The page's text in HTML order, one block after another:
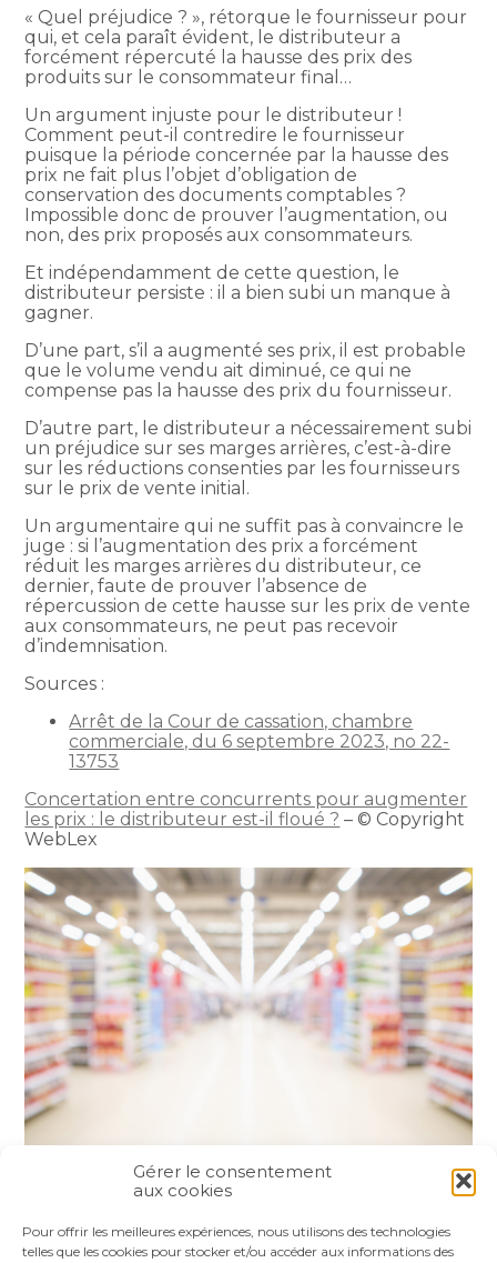
Gérer le consentement
aux cookies
Pour offrir les meilleures expériences, nous utilisons des technologies
telles que les cookies pour stocker et/ou accéder aux informations des
« Quel préjudice ? », rétorque le fournisseur pour
qui, et cela paraît évident, le distributeur a
forcément répercuté la hausse des prix des
produits sur le consommateur final…
Un argument injuste pour le distributeur !
Comment peut-il contredire le fournisseur
puisque la période concernée par la hausse des
prix ne fait plus l’objet d’obligation de
conservation des documents comptables ?
Impossible donc de prouver l’augmentation, ou
non, des prix proposés aux consommateurs.
Et indépendamment de cette question, le
distributeur persiste : il a bien subi un manque à
gagner.
D’une part, s’il a augmenté ses prix, il est probable
que le volume vendu ait diminué, ce qui ne
compense pas la hausse des prix du fournisseur.
D’autre part, le distributeur a nécessairement subi
un préjudice sur ses marges arrières, c’est-à-dire
sur les réductions consenties par les fournisseurs
sur le prix de vente initial.
Un argumentaire qui ne suffit pas à convaincre le
juge : si l’augmentation des prix a forcément
réduit les marges arrières du distributeur, ce
dernier, faute de prouver l’absence de
répercussion de cette hausse sur les prix de vente
aux consommateurs, ne peut pas recevoir
d’indemnisation.
Sources :
Arrêt de la Cour de cassation, chambre
commerciale, du 6 septembre 2023, no 22-
13753
Concertation entre concurrents pour augmenter
les prix : le distributeur est-il floué ? – © Copyright
WebLex